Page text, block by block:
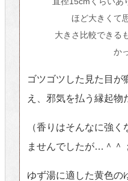
ほど大きくて
大きさ比較できる
か
ゴツゴツした見た目が
え、邪気を払う縁起物
（香りはそんなに強
ませんでしたが…＾＾
ゆず湯に適した黄色の